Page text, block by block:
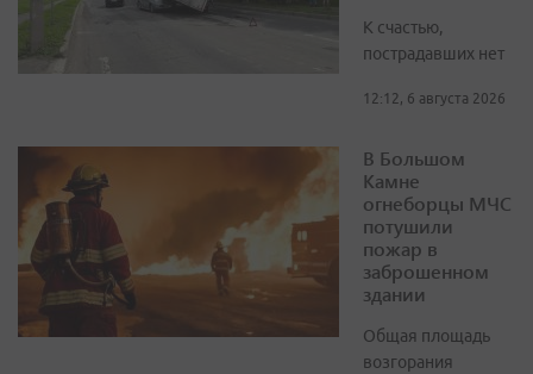
К счастью,
пострадавших нет
12:12, 6 августа 2026
В Большом
Камне
огнеборцы МЧС
потушили
пожар в
заброшенном
здании
Общая площадь
возгорания